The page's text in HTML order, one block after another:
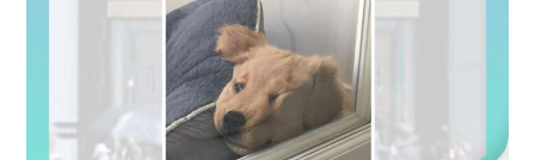
故事
分享
介
搵工
福利
uFina
nce
聯絡
我們